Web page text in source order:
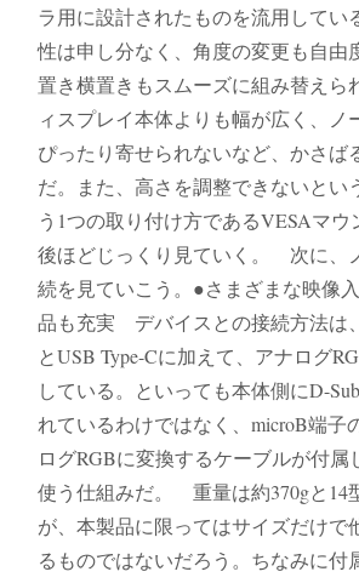
ラ用に設計されたものを流用してい
性は申し分なく、角度の変更も自由
置き横置きもスムーズに組み替え
ィスプレイ本体よりも幅が広く、ノ
ぴったり寄せられないなど、かさば
だ。また、高さを調整できないとい
う1つの取り付け方であるVESAマウ
後ほどじっくり見ていく。 次に、
続を見ていこう。●さまざまな映像
品も充実 デバイスとの接続方法は
とUSB Type-Cに加えて、アナログ
している。といっても本体側にD-
れているわけではなく、microB端子
ログRGBに変換するケーブルが付属
使う仕組みだ。 重量は約370gと14
が、本製品に限ってはサイズだけで
るものではないだろう。ちなみに付